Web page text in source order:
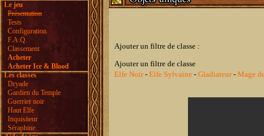
Le jeu
Présentation
Tests
Configuration
F.A.Q.
Classement
Acheter
Acheter Ice & Blood
Les classes
Dryade
Gardien du Temple
Guerrier noir
Haut Elfe
Inquisiteur
Séraphine
Ajouter un filtre de classe :
Ajouter un filtre de classe
Elfe Noir- Elfe Sylvaine - Gladiateur- Mage